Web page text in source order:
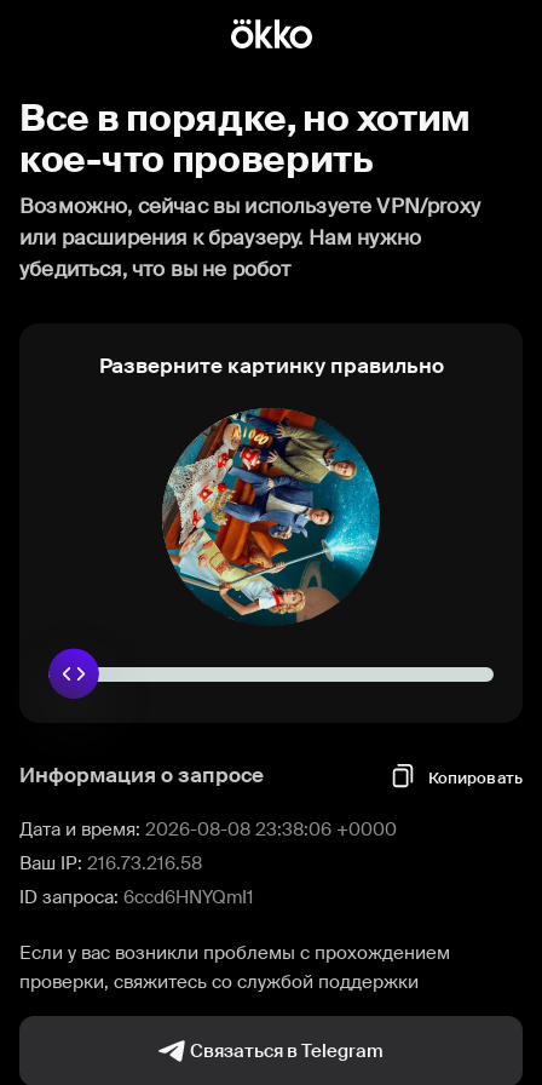
Все в порядке, но хотим
кое-что проверить
Возможно, сейчас вы используете VPN/proxy
или расширения к браузеру. Нам нужно
убедиться, что вы не робот
Разверните картинку правильно
Информация о запросе Копировать
Дата и время: 2026-08-08 23:38:06 +0000
Ваш IP: 216.73.216.58
ID запроса: 6ccd6HNYQmI1
Если у вас возникли проблемы с прохождением
проверки, свяжитесь со службой поддержки
Связаться в Telegram